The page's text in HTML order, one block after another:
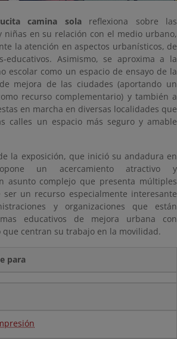
camina solareflexiona sobre las
niñas en su relación con el medio urbano,
la atención en aspectos urbanísticos, de
educativos. Asimismo, se aproxima a la
escolar como un espacio de ensayo de la
mejora de las ciudades (aportando un
recurso complementario) y también a
en marcha en diversas localidades que
calles un espacio más seguro y amable
la exposición, que inició su andadura en
un acercamiento atractivo y
asunto complejo que presenta múltiples
ser un recurso especialmente interesante
y organizaciones que están
educativos de mejora urbana con
centran su trabajo en la movilidad.
para